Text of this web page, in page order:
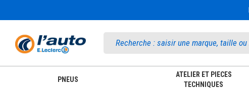
PNEUS
ATELIER ET PIECES
TECHNIQUES